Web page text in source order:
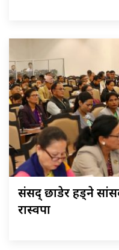
संसद् छाडेर हिँड्ने
रास्वपा